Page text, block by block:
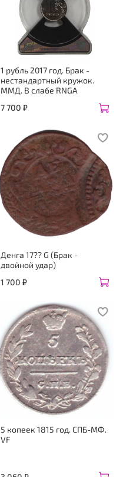
1 рубль 2017 год. Брак -
нестандартный кружок.
ММД. В слабе RNGA
7 700 ₽
Денга 17?? G (Брак -
двойной удар)
1 700 ₽
5 копеек 1815 год. СПБ-МФ.
VF